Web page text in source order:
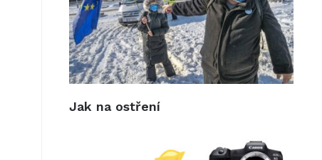
Jak na ostření